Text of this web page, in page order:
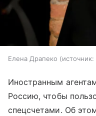
Елена Драпеко источник:
Иностранным
Россию, чтобы
спецсчетами. Об